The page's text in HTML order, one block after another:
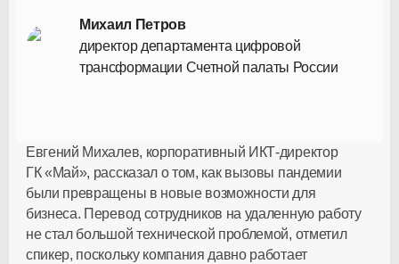
Михаил Петров
директор департамента цифровой
трансформации Счетной палаты России
Евгений Михалев, корпоративный ИКТ-директор
ГК «Май», рассказал о том, как вызовы пандемии
были превращены в новые возможности для
бизнеса. Перевод сотрудников на удаленную работу
не стал большой технической проблемой, отметил
спикер, поскольку компания давно работает